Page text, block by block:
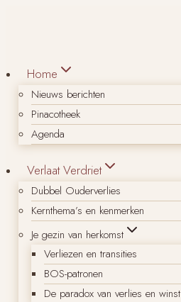
Home
Nieuws berichten
Pinacotheek
Agenda
Verlaat Verdriet
Dubbel Ouderverlies
Kernthema’s en kenmerken
Je gezin van herkomst
Verliezen en transities
BOS-patronen
De paradox van verlies en winst